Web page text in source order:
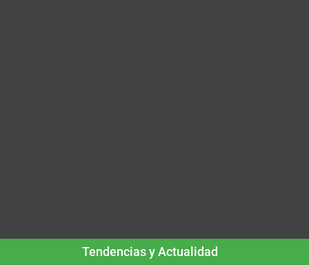
Tendencias y Actualidad